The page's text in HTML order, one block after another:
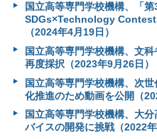
国立高等専門学校機構、「
SDGs×Technology Contest
（2024年4月19日）
国立高等専門学校機構、文
再度採択（2023年9月26日）
国立高等専門学校機構、次
化推進のため動画を公開（
国立高等専門学校機構、大
バイスの開発に挑戦（2022年